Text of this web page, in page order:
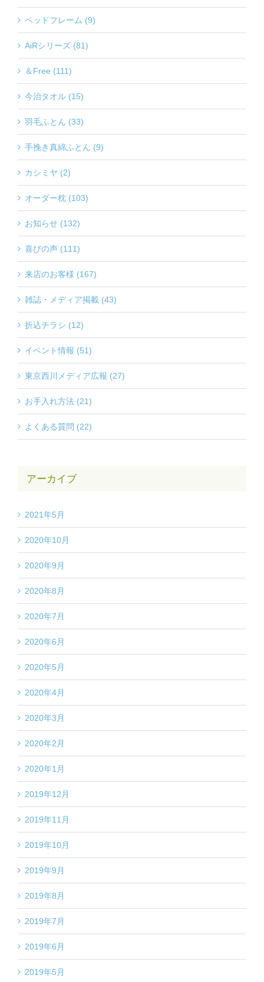
ベッドフレーム (9)
AiRシリーズ (81)
＆Free (111)
今治タオル (15)
羽毛ふとん (33)
手挽き真綿ふとん (9)
カシミヤ (2)
オーダー枕 (103)
お知らせ (132)
喜びの声 (111)
来店のお客様 (167)
雑誌・メディア掲載 (43)
折込チラシ (12)
イベント情報 (51)
東京西川メディア広報 (27)
お手入れ方法 (21)
よくある質問 (22)
アーカイブ
2021年5月
2020年10月
2020年9月
2020年8月
2020年7月
2020年6月
2020年5月
2020年4月
2020年3月
2020年2月
2020年1月
2019年12月
2019年11月
2019年10月
2019年9月
2019年8月
2019年7月
2019年6月
2019年5月